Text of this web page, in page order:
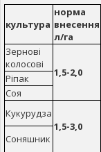
культура
норма
внесення
л/га
Зернові
колосові
1,5-2,0
Ріпак
Соя
Кукурудза
1,5-3,0
Соняшник